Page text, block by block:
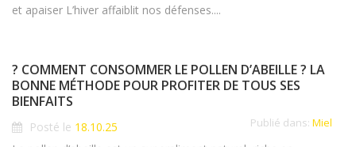
et apaiser L’hiver affaiblit nos défenses....
? COMMENT CONSOMMER LE POLLEN D’ABEILLE ? LA
BONNE MÉTHODE POUR PROFITER DE TOUS SES
BIENFAITS
Publié dans: Miel
Posté le 18.10.25